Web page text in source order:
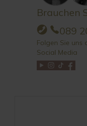
Brauchen
089
Folgen Sie uns
Social Media